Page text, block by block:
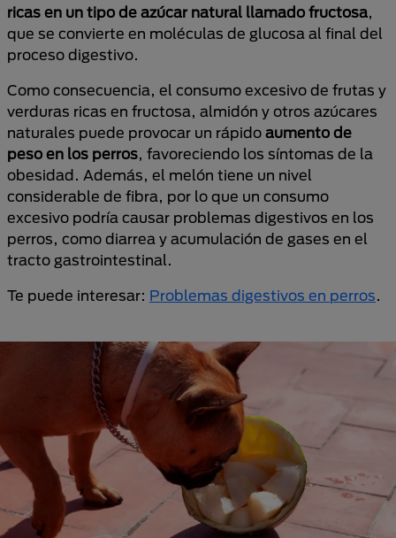
ricas en un tipo de azúcar natural llamado fructosa,
que se convierte en moléculas de glucosa al final del
proceso digestivo.
Como consecuencia, el consumo excesivo de frutas y
verduras ricas en fructosa, almidón y otros azúcares
naturales puede provocar un rápido aumento de
peso en los perros, favoreciendo los síntomas de la
obesidad. Además, el melón tiene un nivel
considerable de fibra, por lo que un consumo
excesivo podría causar problemas digestivos en los
perros, como diarrea y acumulación de gases en el
tracto gastrointestinal.
Te puede interesar: Problemas digestivos en perros.